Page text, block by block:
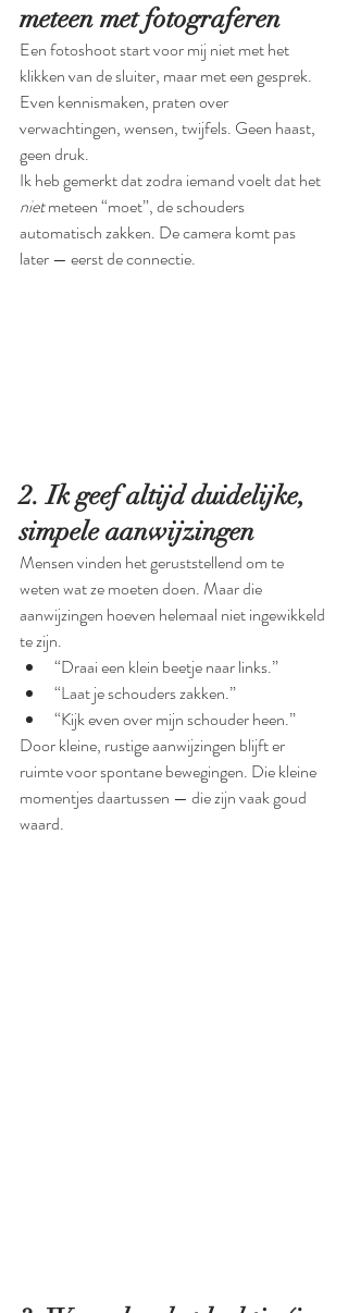
meteen met fotograferen
Een fotoshoot start voor mij niet met het
klikken van de sluiter, maar met een gesprek.
Even kennismaken, praten over
verwachtingen, wensen, twijfels. Geen haast,
geen druk.
Ik heb gemerkt dat zodra iemand voelt dat het
niet meteen “moet”, de schouders
automatisch zakken. De camera komt pas
later — eerst de connectie.
2. Ik geef altijd duidelijke,
simpele aanwijzingen
Mensen vinden het geruststellend om te
weten wat ze moeten doen. Maar die
aanwijzingen hoeven helemaal niet ingewikkeld
te zijn.
“Draai een klein beetje naar links.”
“Laat je schouders zakken.”
“Kijk even over mijn schouder heen.”
Door kleine, rustige aanwijzingen blijft er
ruimte voor spontane bewegingen. Die kleine
momentjes daartussen — die zijn vaak goud
waard.